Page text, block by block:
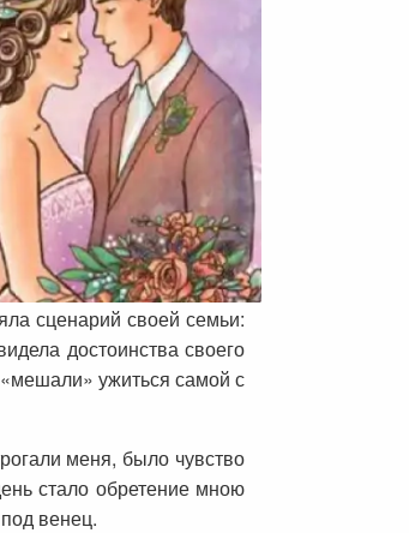
сценарий своей семьи:
достоинства своего
ужиться самой с
меня, было чувство
стало обретение мною
венец.